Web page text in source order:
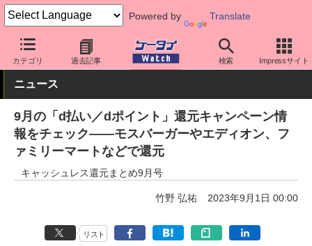
Powered by Translate
カテゴリ 過去記事 検索 Impressサイト
ケータイ Watch キャリア ドコモ アプリ・サービス
ニュース
9月の「d払い／dポイント」還元キャンペーン情
報をチェック――モスバーガーやエディオン、フ
ァミリーマートなどで還元
キャッシュレス還元まとめ9月号
竹野 弘祐 2023年9月1日 00:00
リスト